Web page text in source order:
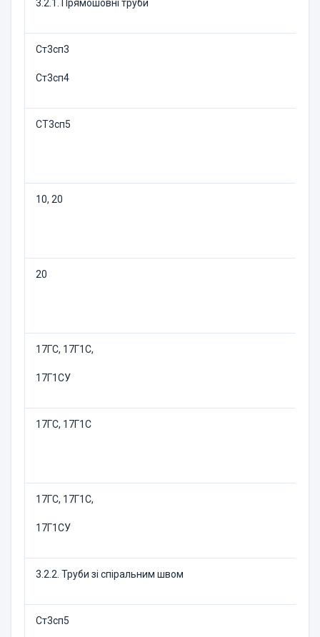
3.2.1. Прямошовні труби
Ст3сп3
Ст3сп4
СТ3сп5
10, 20
20
17ГС, 17Г1С,
17Г1СУ
17ГС, 17Г1С
17ГС, 17Г1С,
17Г1СУ
3.2.2. Труби зі спіральним швом
Ст3сп5